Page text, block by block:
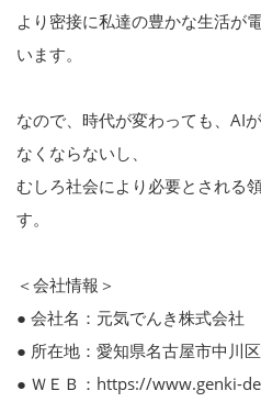
より密接に私達の豊かな生活が
います。
なので、時代が変わっても、AI
なくならないし、
むしろ社会により必要とされる
す。
＜会社情報＞
● 会社名：元気でんき株式会社
● 所在地：愛知県名古屋市中川
● ＷＥＢ：https://www.genki-